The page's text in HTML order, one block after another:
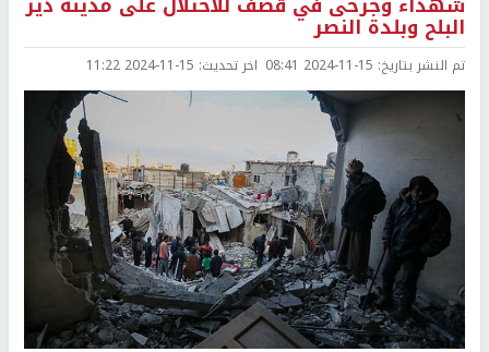
البلح وبلدة النصر
تم النشر بتاريخ: 2024-11-15 08:41 اخر تحديث: 2024-11-15 11:22